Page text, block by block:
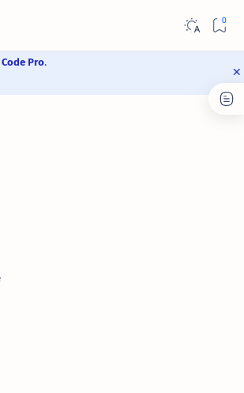
Code Pro.